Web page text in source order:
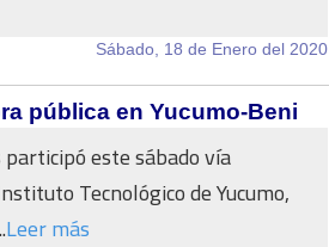
Sábado, 18 de Enero del 2020
pública en Yucumo-Beni
este sábado vía
Tecnológico de Yucumo,
Leer más